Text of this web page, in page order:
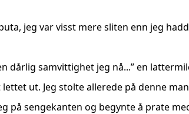
jeg var visst mere sliten enn jeg
dårlig samvittighet jeg nå...” en
lettet ut. Jeg stolte allerede på denne
på sengekanten og begynte å prate